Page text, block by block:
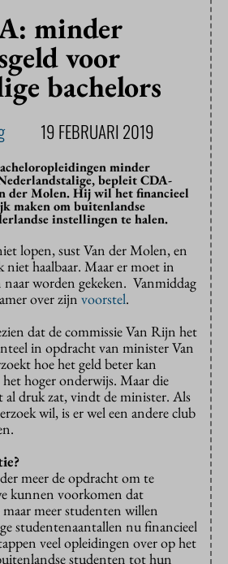
minder
voor
bachelors
19 FEBRUARI 2019
minder
bepleit CDA-
der Molen. Hij wil het financieel
maken om buitenlandse
instellingen te halen.
lopen, sust Van der Molen, en
niet haalbaar. Maar er moet in
naar worden gekeken. Vanmiddag
over zijn voorstel.
dat de commissie Van Rijn het
in opdracht van minister Van
hoe het geld beter kan
hoger onderwijs. Maar die
al druk zat, vindt de minister. Als
wil, is er wel een andere club
meer de opdracht om te
kunnen voorkomen dat
meer studenten willen
studentenaantallen nu financieel
veel opleidingen over op het
studenten tot hun